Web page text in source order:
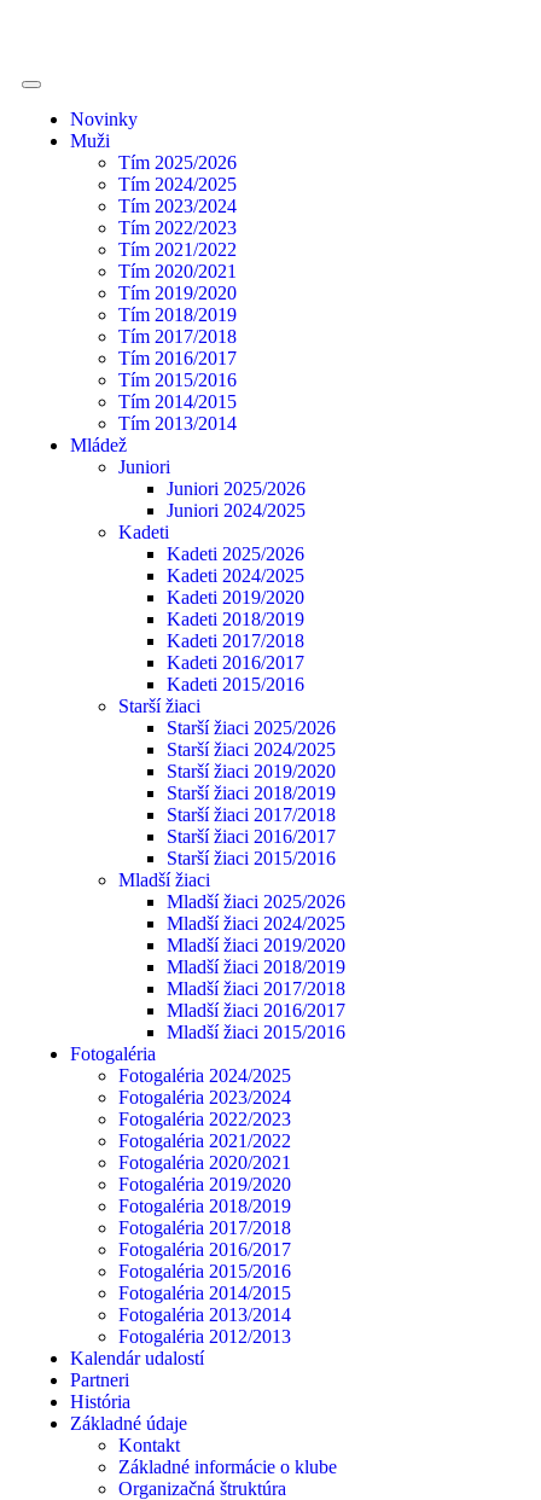
Novinky
Muži
Tím 2025/2026
Tím 2024/2025
Tím 2023/2024
Tím 2022/2023
Tím 2021/2022
Tím 2020/2021
Tím 2019/2020
Tím 2018/2019
Tím 2017/2018
Tím 2016/2017
Tím 2015/2016
Tím 2014/2015
Tím 2013/2014
Mládež
Juniori
Juniori 2025/2026
Juniori 2024/2025
Kadeti
Kadeti 2025/2026
Kadeti 2024/2025
Kadeti 2019/2020
Kadeti 2018/2019
Kadeti 2017/2018
Kadeti 2016/2017
Kadeti 2015/2016
Starší žiaci
Starší žiaci 2025/2026
Starší žiaci 2024/2025
Starší žiaci 2019/2020
Starší žiaci 2018/2019
Starší žiaci 2017/2018
Starší žiaci 2016/2017
Starší žiaci 2015/2016
Mladší žiaci
Mladší žiaci 2025/2026
Mladší žiaci 2024/2025
Mladší žiaci 2019/2020
Mladší žiaci 2018/2019
Mladší žiaci 2017/2018
Mladší žiaci 2016/2017
Mladší žiaci 2015/2016
Fotogaléria
Fotogaléria 2024/2025
Fotogaléria 2023/2024
Fotogaléria 2022/2023
Fotogaléria 2021/2022
Fotogaléria 2020/2021
Fotogaléria 2019/2020
Fotogaléria 2018/2019
Fotogaléria 2017/2018
Fotogaléria 2016/2017
Fotogaléria 2015/2016
Fotogaléria 2014/2015
Fotogaléria 2013/2014
Fotogaléria 2012/2013
Kalendár udalostí
Partneri
História
Základné údaje
Kontakt
Základné informácie o klube
Organizačná štruktúra